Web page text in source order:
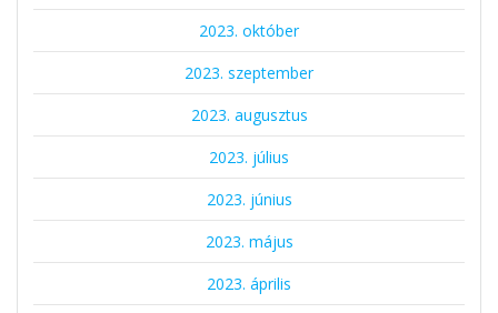
2023. október
2023. szeptember
2023. augusztus
2023. július
2023. június
2023. május
2023. április